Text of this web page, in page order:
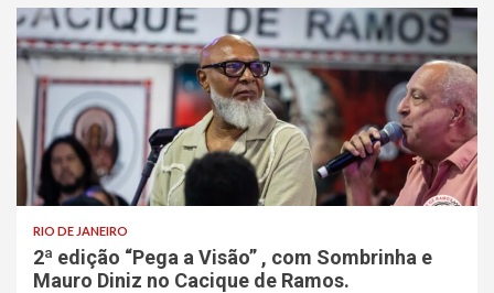
RIO DE JANEIRO
2ª edição “Pega a Visão” , com Sombrinha e
Mauro Diniz no Cacique de Ramos.